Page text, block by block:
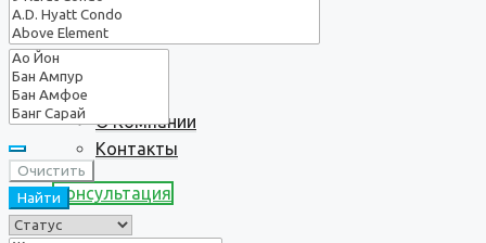
О нас
О Компании
Контакты
Консультация
Очистить
Найти